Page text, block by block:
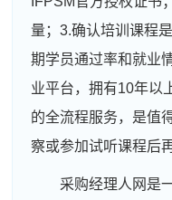
量；3.确认培训课程
期学员通过率和就业
业平台，拥有10年以
的全流程服务，是值
察或参加试听课程后
采购经理人网是